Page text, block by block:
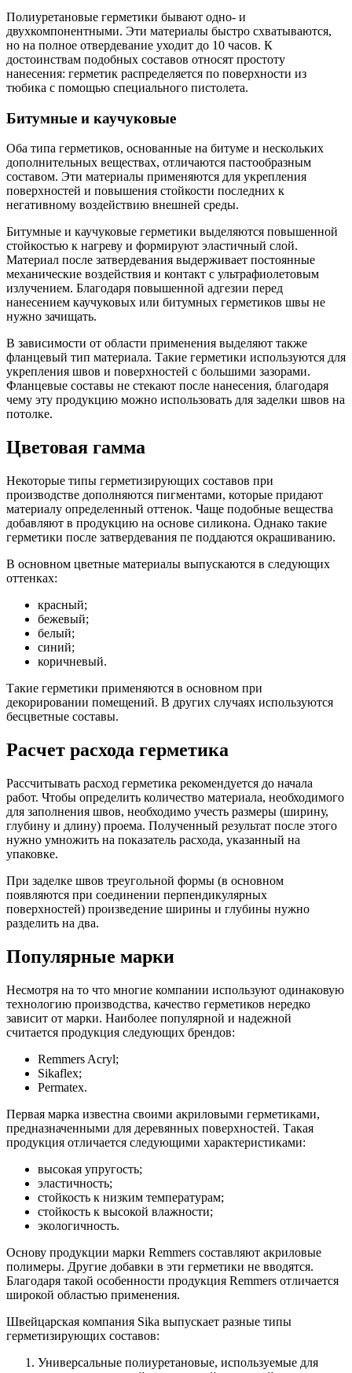
Полиуретановые герметики бывают одно- и
двухкомпонентными. Эти материалы быстро схватываются,
но на полное отвердевание уходит до 10 часов. К
достоинствам подобных составов относят простоту
нанесения: герметик распределяется по поверхности из
тюбика с помощью специального пистолета.
Битумные и каучуковые
Оба типа герметиков, основанные на битуме и нескольких
дополнительных веществах, отличаются пастообразным
составом. Эти материалы применяются для укрепления
поверхностей и повышения стойкости последних к
негативному воздействию внешней среды.
Битумные и каучуковые герметики выделяются повышенной
стойкостью к нагреву и формируют эластичный слой.
Материал после затвердевания выдерживает постоянные
механические воздействия и контакт с ультрафиолетовым
излучением. Благодаря повышенной адгезии перед
нанесением каучуковых или битумных герметиков швы не
нужно зачищать.
В зависимости от области применения выделяют также
фланцевый тип материала. Такие герметики используются для
укрепления швов и поверхностей с большими зазорами.
Фланцевые составы не стекают после нанесения, благодаря
чему эту продукцию можно использовать для заделки швов на
потолке.
Цветовая гамма
Некоторые типы герметизирующих составов при
производстве дополняются пигментами, которые придают
материалу определенный оттенок. Чаще подобные вещества
добавляют в продукцию на основе силикона. Однако такие
герметики после затвердевания пе поддаются окрашиванию.
В основном цветные материалы выпускаются в следующих
оттенках:
красный;
бежевый;
белый;
синий;
коричневый.
Такие герметики применяются в основном при
декорировании помещений. В других случаях используются
бесцветные составы.
Расчет расхода герметика
Рассчитывать расход герметика рекомендуется до начала
работ. Чтобы определить количество материала, необходимого
для заполнения швов, необходимо учесть размеры (ширину,
глубину и длину) проема. Полученный результат после этого
нужно умножить на показатель расхода, указанный на
упаковке.
При заделке швов треугольной формы (в основном
появляются при соединении перпендикулярных
поверхностей) произведение ширины и глубины нужно
разделить на два.
Популярные марки
Несмотря на то что многие компании используют одинаковую
технологию производства, качество герметиков нередко
зависит от марки. Наиболее популярной и надежной
считается продукция следующих брендов:
Remmers Acryl;
Sikaflex;
Permatex.
Первая марка известна своими акриловыми герметиками,
предназначенными для деревянных поверхностей. Такая
продукция отличается следующими характеристиками:
высокая упругость;
эластичность;
стойкость к низким температурам;
стойкость к высокой влажности;
экологичность.
Основу продукции марки Remmers составляют акриловые
полимеры. Другие добавки в эти герметики не вводятся.
Благодаря такой особенности продукция Remmers отличается
широкой областью применения.
Швейцарская компания Sika выпускает разные типы
герметизирующих составов:
Универсальные полиуретановые, используемые для